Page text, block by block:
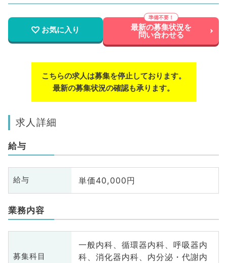
お気に入り 最新の募集状況を
問い合わせる
こちらの求人は募集を停止しております。
最新の募集状況の確認も承ります。
求人詳細
給与
給与 単価40,000円
業務内容
募集科目
一般内科、循環器内科、呼吸器内
科、消化器内科、内分泌・代謝内